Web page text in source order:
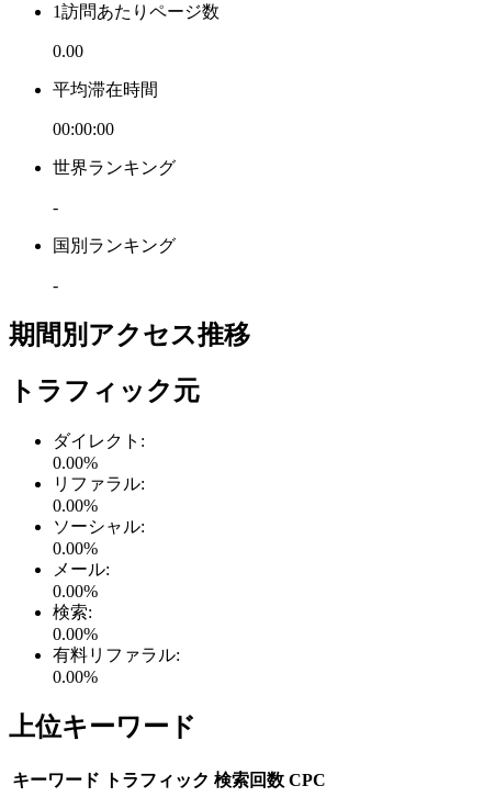
1訪問あたりページ数
0.00
平均滞在時間
00:00:00
世界ランキング
-
国別ランキング
-
期間別アクセス推移
トラフィック元
ダイレクト :
0.00%
リファラル:
0.00%
ソーシャル:
0.00%
メール:
0.00%
検索:
0.00%
有料リファラル:
0.00%
上位キーワード
キーワード トラフィック 検索回数 CPC